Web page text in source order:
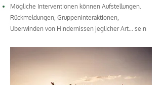
Mögliche Interventionen können Aufstellungen.
Rückmeldungen, Gruppeninteraktionen,
Uberwinden von Hindernissen jeglicher Art... sein